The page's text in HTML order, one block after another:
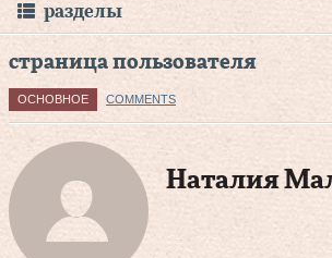
разделы
страница пользователя
ОСНОВНОЕ COMMENTS
Наталия